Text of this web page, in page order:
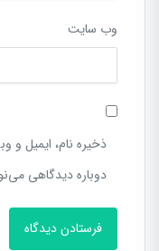
وب‌ سایت
ذخیره نام، ایمیل و
دوباره دیدگاهی